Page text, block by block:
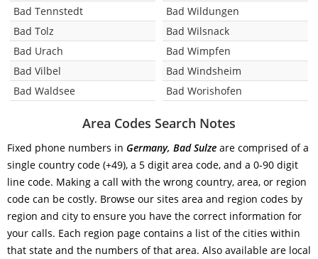
Bad Tennstedt
Bad Tolz
Bad Urach
Bad Vilbel
Bad Waldsee
Bad Wildungen
Bad Wilsnack
Bad Wimpfen
Bad Windsheim
Bad Worishofen
Area Codes Search Notes
Fixed phone numbers in Germany, Bad Sulze are comprised of a
single country code (+49), a 5 digit area code, and a 0-90 digit
line code. Making a call with the wrong country, area, or region
code can be costly. Browse our sites area and region codes by
region and city to ensure you have the correct information for
your calls. Each region page contains a list of the cities within
that state and the numbers of that area. Also available are local